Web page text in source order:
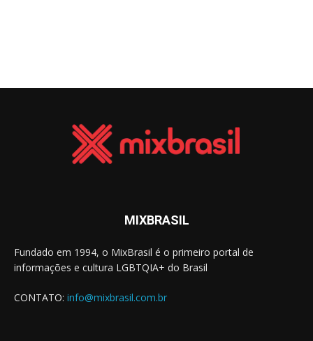
MIXBRASIL
Fundado em 1994, o MixBrasil é o primeiro portal de
informações e cultura LGBTQIA+ do Brasil
CONTATO: info@mixbrasil.com.br